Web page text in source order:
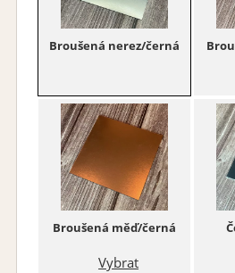
Broušená nerez/černá
Broušená měď/černá
Vybrat